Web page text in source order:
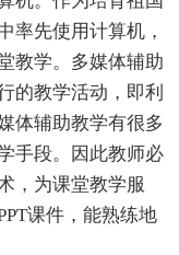
率先使用计算机，
教学。多媒体辅助
的教学活动，即利
体辅助教学有很多
手段。因此教师必
，为课堂教学服
课件，能熟练地